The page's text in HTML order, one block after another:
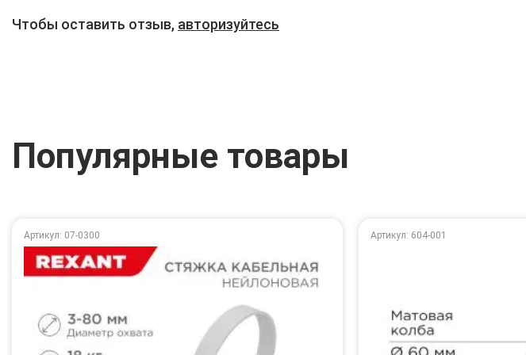
Чтобы оставить отзыв, авторизуйтесь
Популярные товары
Артикул: 07-0300 Артикул: 604-001